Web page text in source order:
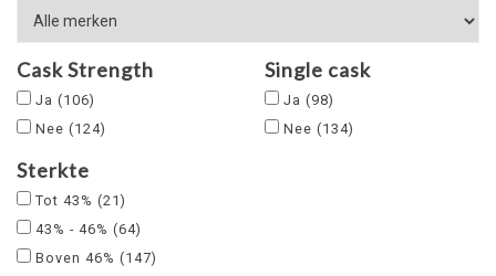
Cask Strength
Ja (106)
Nee (124)
Single cask
Ja (98)
Nee (134)
Sterkte
Tot 43% (21)
43% - 46% (64)
Boven 46% (147)